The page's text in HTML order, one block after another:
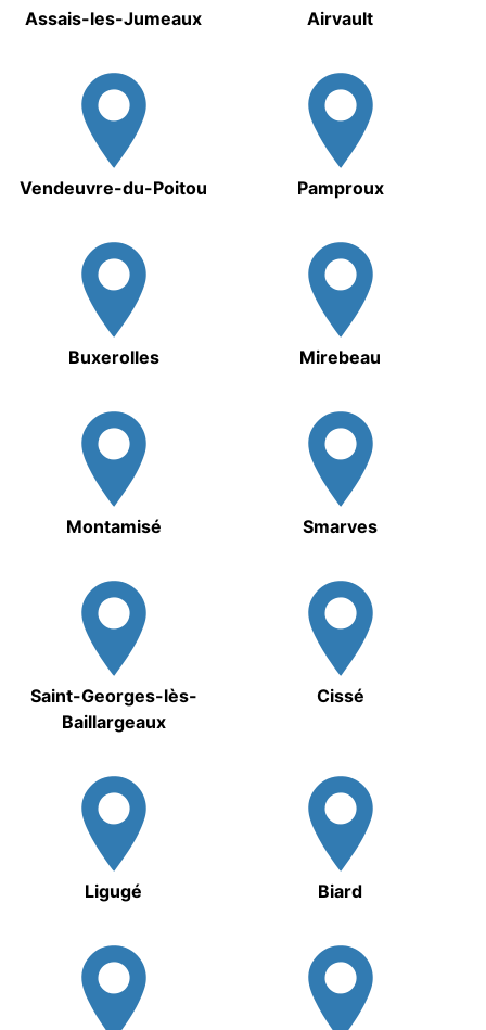
Assais-les-Jumeaux Airvault
Vendeuvre-du-Poitou Pamproux
Buxerolles Mirebeau
Montamisé Smarves
Saint-Georges-lès-
Baillargeaux
Cissé
Ligugé Biard